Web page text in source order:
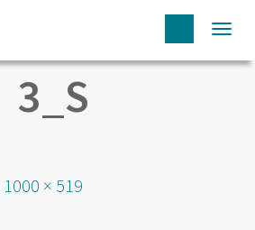
3_S
Tamanho
1000 × 519